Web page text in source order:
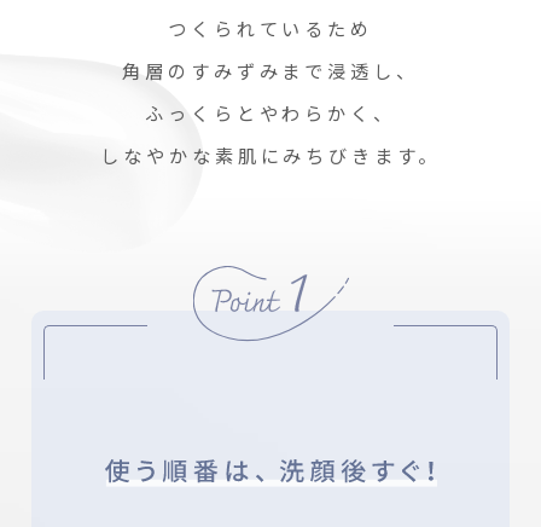
つくられているため
角層のすみずみまで浸透し、
ふっくらとやわらかく、
しなやかな素肌にみちびきます。